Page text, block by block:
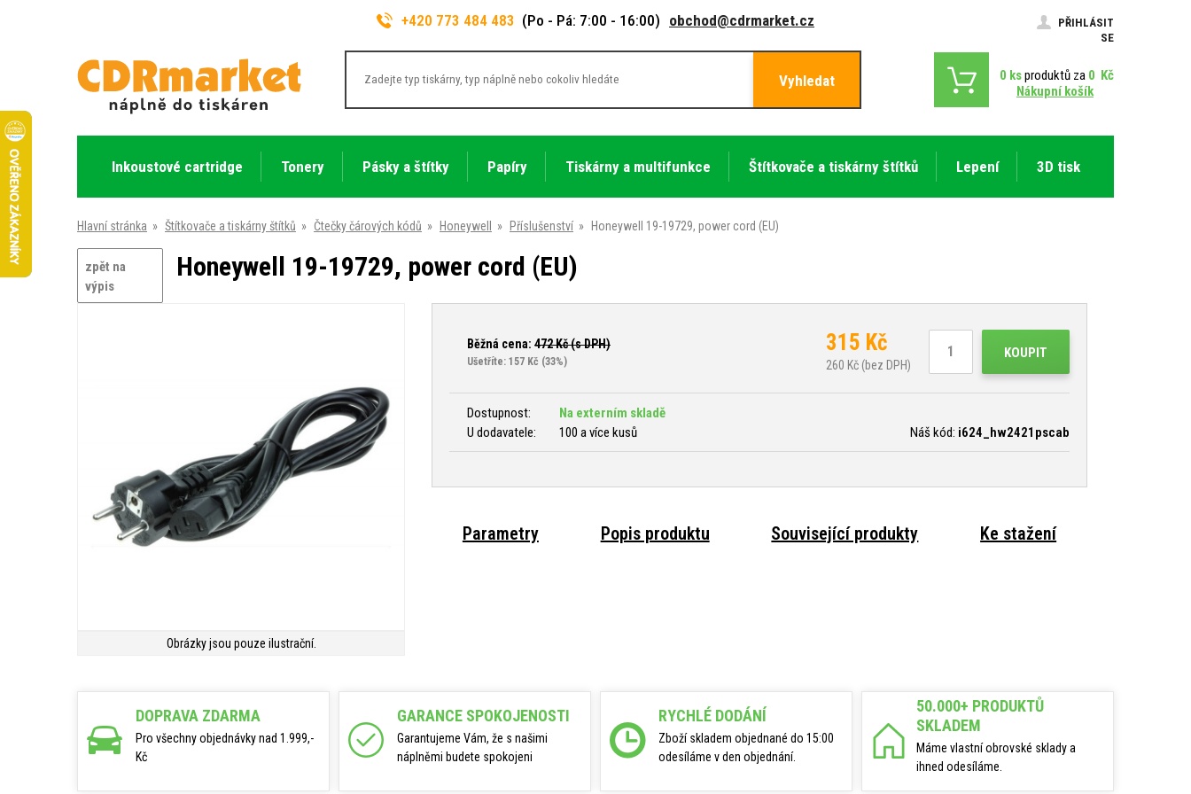
+420 773 484 483 (Po - Pá: 7:00 - 16:00) obchod@cdrmarket.cz
PŘIHLÁSIT
SE
Vyhledat 0 ksproduktů za 0 Kč
Nákupní košík
Inkoustové cartridge Tonery Pásky a štítky Papíry Tiskárny a multifunkce Štítkovače a tiskárny štítků Lepení 3D tisk
Hlavní stránka » Štítkovače a tiskárny štítků » Čtečky čárových kódů » Honeywell » Příslušenství » Honeywell 19-19729, power cord (EU)
zpět na
výpis
Honeywell 19-19729, power cord (EU)
Obrázky jsou pouze ilustrační.
Běžná cena: 472Kč (s DPH)
Ušetříte: 157 Kč (33%)
315 Kč
260 Kč (bez DPH)
KOUPIT
Dostupnost:
Na externím skladě
U dodavatele:
100 a více kusů Náš kód: i624_hw2421pscab
Parametry Popis produktu Související produkty Ke stažení
DOPRAVA ZDARMA
Pro všechny objednávky nad 1.999,-
Kč
GARANCE SPOKOJENOSTI
Garantujeme Vám, že s našimi
náplněmi budete spokojeni
RYCHLÉ DODÁNÍ
Zboží skladem objednané do 15:00
odesíláme v den objednání.
50.000+ PRODUKTŮ
SKLADEM
Máme vlastní obrovské sklady a
ihned odesíláme.